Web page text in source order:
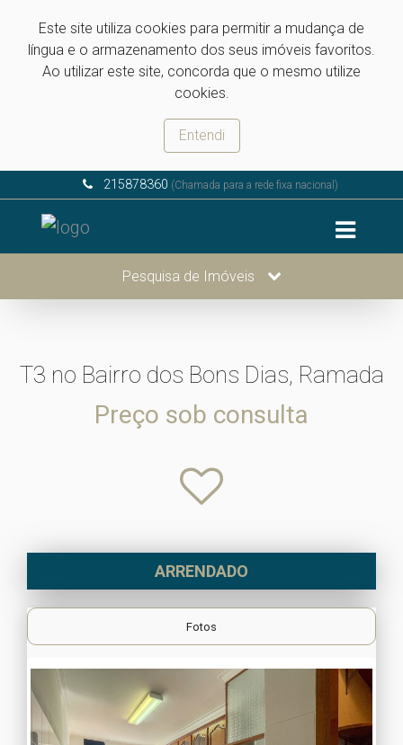
Este site utiliza cookies para permitir a mudança de
língua e o armazenamento dos seus imóveis favoritos.
Ao utilizar este site, concorda que o mesmo utilize
cookies.
Entendi
215878360 (Chamada para a rede fixa nacional)
Pesquisa de Imóveis
T3 no Bairro dos Bons Dias, Ramada
Preço sob consulta
ARRENDADO
Fotos